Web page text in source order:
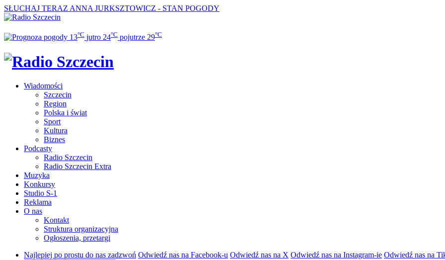
SŁUCHAJ TERAZ ANNA JURKSZTOWICZ - STAN POGODY
13°C jutro 24°C pojutrze 29°C
Wiadomości
Szczecin
Region
Polska i świat
Sport
Kultura
Biznes
Podcasty
Radio Szczecin
Radio Szczecin Extra
Muzyka
Konkursy
Studio S-1
Reklama
O nas
Kontakt
Struktura organizacyjna
Ogłoszenia, przetargi
Najlepiej po prostu do nas zadzwoń Odwiedź nas na Facebook-u Odwiedź nas na X Odwiedź nas na Instagram-ie Odwiedź nas na